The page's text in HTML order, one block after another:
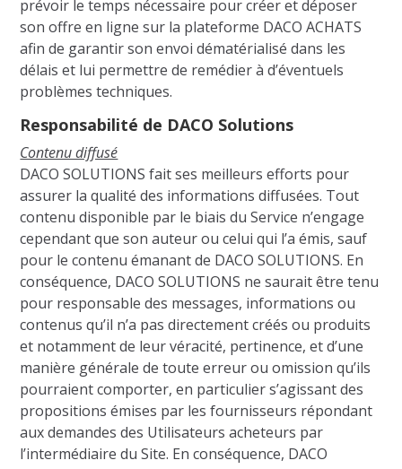
prévoir le temps nécessaire pour créer et déposer
son offre en ligne sur la plateforme DACO ACHATS
afin de garantir son envoi dématérialisé dans les
délais et lui permettre de remédier à d’éventuels
problèmes techniques.
Responsabilité de DACO Solutions
Contenu diffusé
DACO SOLUTIONS fait ses meilleurs efforts pour
assurer la qualité des informations diffusées. Tout
contenu disponible par le biais du Service n’engage
cependant que son auteur ou celui qui l’a émis, sauf
pour le contenu émanant de DACO SOLUTIONS. En
conséquence, DACO SOLUTIONS ne saurait être tenu
pour responsable des messages, informations ou
contenus qu’il n’a pas directement créés ou produits
et notamment de leur véracité, pertinence, et d’une
manière générale de toute erreur ou omission qu’ils
pourraient comporter, en particulier s’agissant des
propositions émises par les fournisseurs répondant
aux demandes des Utilisateurs acheteurs par
l’intermédiaire du Site. En conséquence, DACO